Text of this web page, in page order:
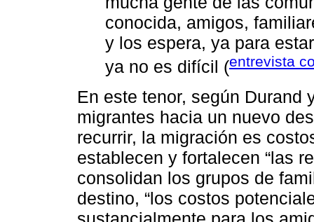
conocida, amigos,
y los espera, ya para
ya no es difícil (entrevista
En este tenor, según Durand
migrantes hacia un nuevo
recurrir, la migración es
establecen y fortalecen “las
consolidan los grupos de
destino, “los costos